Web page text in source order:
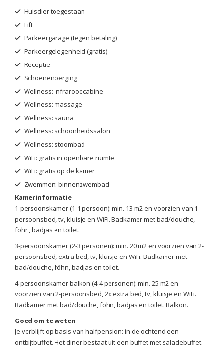
Huisdier toegestaan
Lift
Parkeergarage (tegen betaling)
Parkeergelegenheid (gratis)
Receptie
Schoenenberging
Wellness: infraroodcabine
Wellness: massage
Wellness: sauna
Wellness: schoonheidssalon
Wellness: stoombad
WiFi: gratis in openbare ruimte
WiFi: gratis op de kamer
Zwemmen: binnenzwembad
Kamerinformatie
1-persoonskamer (1-1 persoon): min. 13 m2 en voorzien van 1-
persoonsbed, tv, kluisje en WiFi. Badkamer met bad/douche,
föhn, badjas en toilet.
3-persoonskamer (2-3 personen): min. 20 m2 en voorzien van 2-
persoonsbed, extra bed, tv, kluisje en WiFi. Badkamer met
bad/douche, föhn, badjas en toilet.
4-persoonskamer balkon (4-4 personen): min. 25 m2 en
voorzien van 2-persoonsbed, 2x extra bed, tv, kluisje en WiFi.
Badkamer met bad/douche, föhn, badjas en toilet. Balkon.
Goed om te weten
Je verblijft op basis van halfpension: in de ochtend een
ontbijtbuffet. Het diner bestaat uit een buffet met saladebuffet.